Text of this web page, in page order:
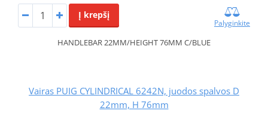
Į krepšį
Palyginkite
HANDLEBAR 22MM/HEIGHT 76MM C/BLUE
Vairas PUIG CYLINDRICAL 6242N, juodos spalvos D
22mm, H 76mm